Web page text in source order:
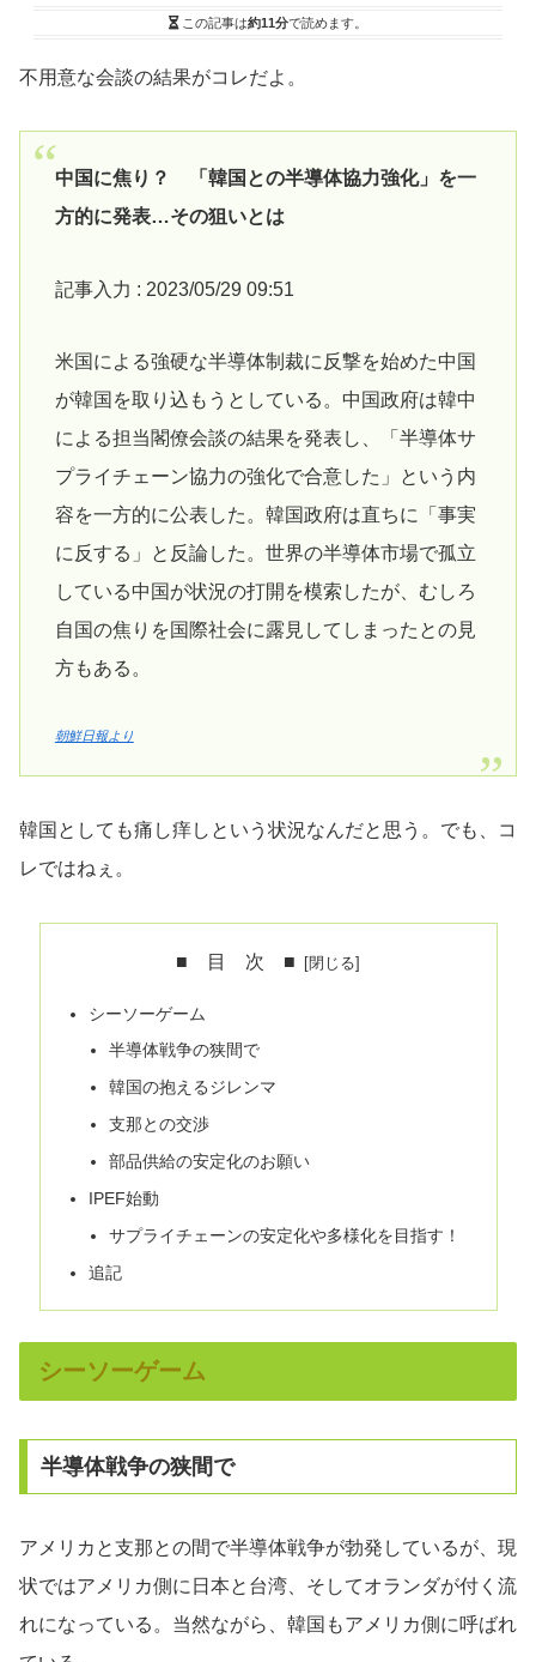
この記事は約11分で読めます。
不用意な会談の結果がコレだよ。
中国に焦り？ 「韓国との半導体協力強化」を一
方的に発表…その狙いとは
記事入力 : 2023/05/29 09:51
米国による強硬な半導体制裁に反撃を始めた中国
が韓国を取り込もうとしている。中国政府は韓中
による担当閣僚会談の結果を発表し、「半導体サ
プライチェーン協力の強化で合意した」という内
容を一方的に公表した。韓国政府は直ちに「事実
に反する」と反論した。世界の半導体市場で孤立
している中国が状況の打開を模索したが、むしろ
自国の焦りを国際社会に露見してしまったとの見
方もある。
朝鮮日報より
韓国としても痛し痒しという状況なんだと思う。でも、コ
レではねぇ。
■ 目 次 ■
シーソーゲーム
半導体戦争の狭間で
韓国の抱えるジレンマ
支那との交渉
部品供給の安定化のお願い
IPEF始動
サプライチェーンの安定化や多様化を目指す！
追記
シーソーゲーム
半導体戦争の狭間で
アメリカと支那との間で半導体戦争が勃発しているが、現
状ではアメリカ側に日本と台湾、そしてオランダが付く流
れになっている。当然ながら、韓国もアメリカ側に呼ばれ